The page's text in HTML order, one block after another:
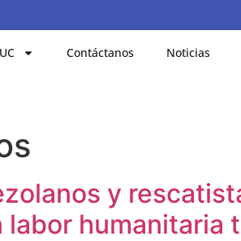
Contáctanos Noticias
y
labor humanitaria